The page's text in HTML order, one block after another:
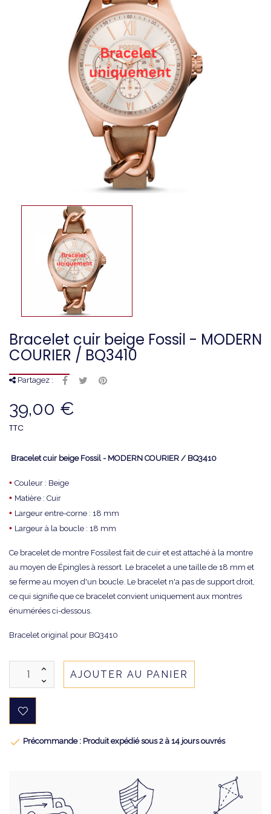
Bracelet cuir beige Fossil - MODERN
COURIER / BQ3410
Partagez :
39,00 €
TTC
Bracelet cuir beige Fossil - MODERN COURIER / BQ3410
• Couleur : Beige
• Matière : Cuir
• Largeur entre-corne : 18 mm
• Largeur à la boucle : 18 mm
Ce bracelet de montre Fossilest fait de cuir et est attaché à la montre
au moyen de Épingles à ressort. Le bracelet a une taille de 18 mm et
se ferme au moyen d'un boucle. Le bracelet n'a pas de support droit,
ce qui signifie que ce bracelet convient uniquement aux montres
énumérées ci-dessous.
Bracelet original pour BQ3410
AJOUTER AU PANIER
 Précommande : Produit expédié sous 2 à 14 jours ouvrés